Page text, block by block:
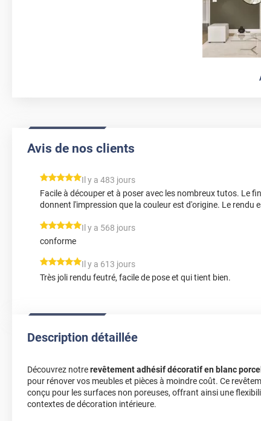
Avis de nos clients
*****
Il y a 483 jours
Facile à découper et à poser avec les nombreux tutos. Le
donnent l'impression que la couleur est d'origine. Le rendu
*****
Il y a 568 jours
conforme
*****
Il y a 613 jours
Très joli rendu feutré, facile de pose et qui tient bien.
Description détaillée
Découvrez notrerevêtement adhésif décoratif en blanc
pour rénover vos meubles et pièces à moindre coût. Ce
conçu pour les surfaces non poreuses, offrant ainsi une
contextes de décoration intérieure.